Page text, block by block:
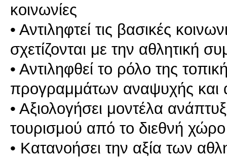
κοινωνίες
• Αντιληφτεί τις βασικές
σχετίζονται με την αθλητική
• Αντιληφθεί το ρόλο της
προγραμμάτων αναψυχής και
• Αξιολογήσει μοντέλα
τουρισμού από το διεθνή χώρο
• Κατανοήσει την αξία των